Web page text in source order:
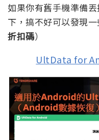
如果你有舊手機準備
下，搞不好可以發現
折扣碼）
UltData for